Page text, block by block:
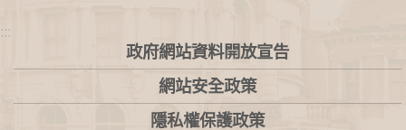
:::
政府網站資料開放宣告
網站安全政策
隱私權保護政策